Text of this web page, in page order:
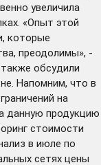
увеличила
«Опыт этой
которые
преодолимы», -
обсудили
Напомним, что в
на
данную продукцию
стоимости
в июле по
сетях цены